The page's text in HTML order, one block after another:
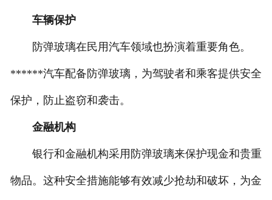
车辆保护
防弹玻璃在民用汽车领域也扮演着重要角色。
******汽车配备防弹玻璃，为驾驶者和乘客提供安全
保护，防止盗窃和袭击。
金融机构
银行和金融机构采用防弹玻璃来保护现金和贵重
物品。这种安全措施能够有效减少抢劫和破坏，为金